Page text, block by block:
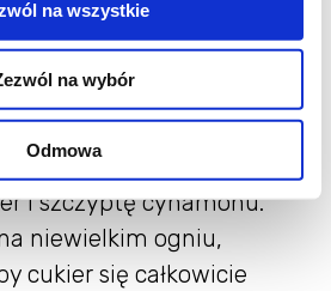
na wszystkie
na wybór
Odmowa
zupy
rabarbar przez sitko,
konsystencję.
startą skórkę oraz sok z
i szczyptę cynamonu.
niewielkim ogniu,
cukier się całkowicie